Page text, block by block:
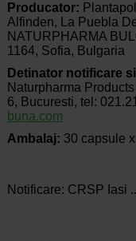
Producator:
Alfinden, La Puebla
NATURPHARMA
1164, Sofia, Bulgaria
Detinator notificare
Naturpharma
6, Bucuresti, tel:
buna.com
Ambalaj: 30 capsule
Notificare: CRSP Iasi